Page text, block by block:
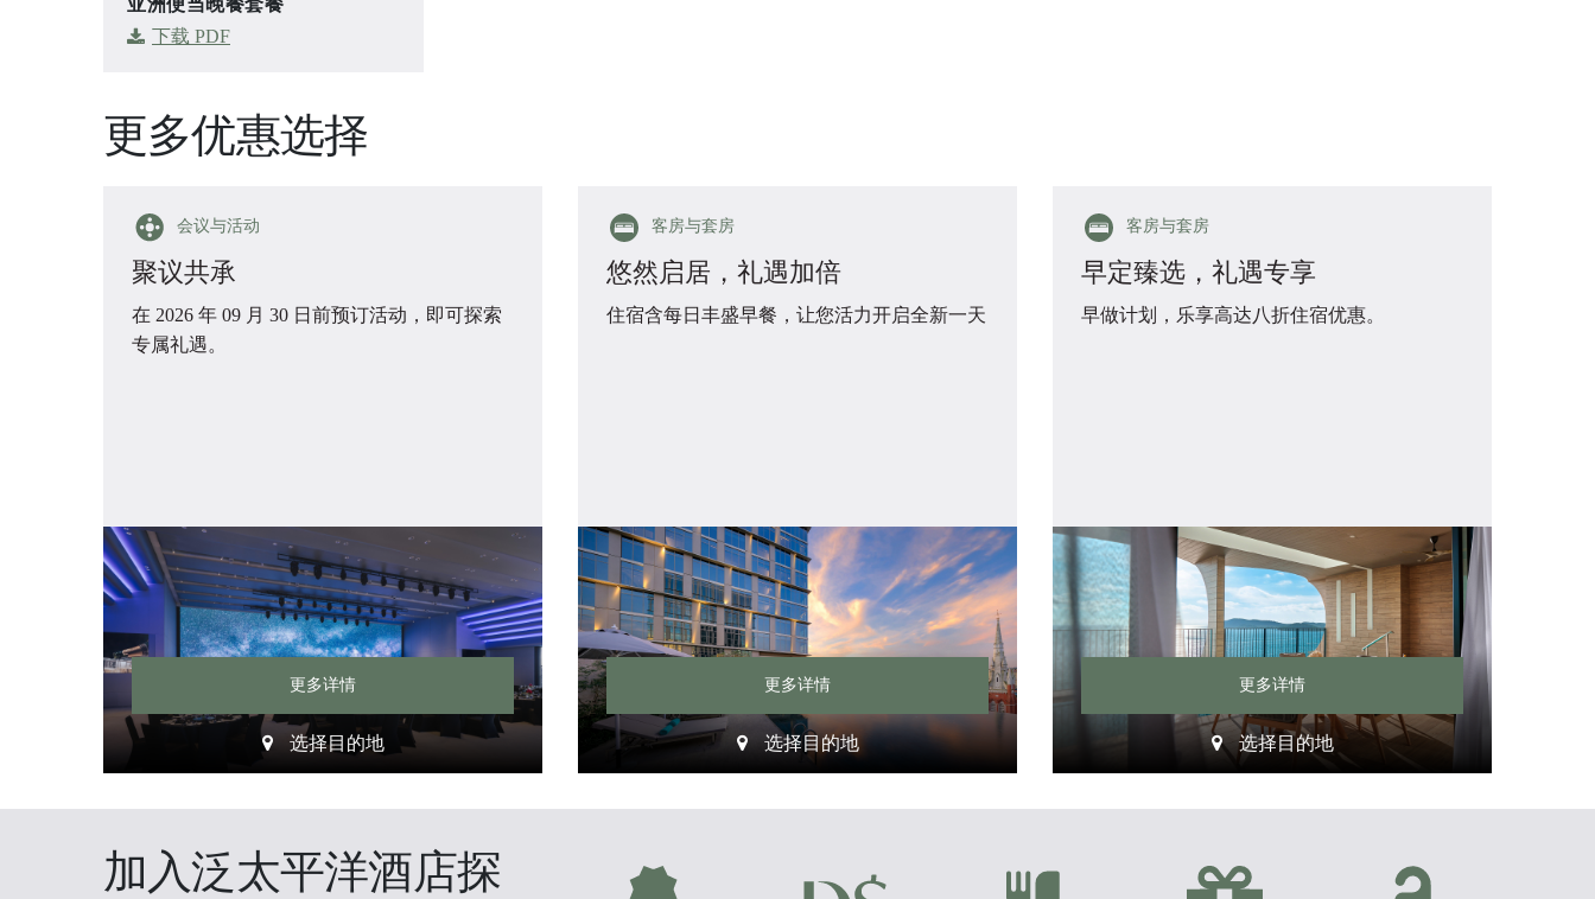
下载 PDF
更多优惠选择
会议与活动
聚议共承
在 2026 年 09 月 30 日前预订活动，即可探索
专属礼遇。
更多详情
选择目的地
客房与套房
悠然启居，礼遇加倍
住宿含每日丰盛早餐，让您活力开启全新一天
更多详情
选择目的地
客房与套房
早定臻选，礼遇专享
早做计划，乐享高达八折住宿优惠。
更多详情
选择目的地
加入泛太平洋酒店探